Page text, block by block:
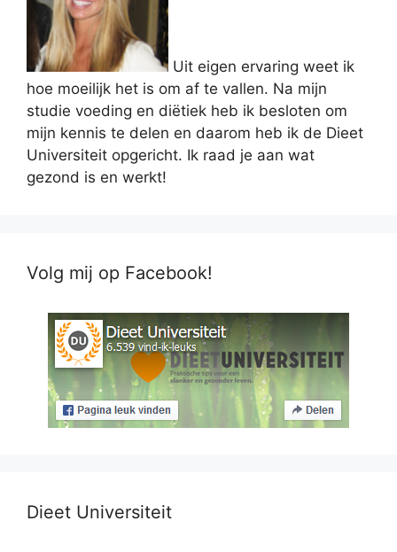
Uit eigen ervaring weet ik
hoe moeilijk het is om af te vallen. Na mijn
studie voeding en diëtiek heb ik besloten om
mijn kennis te delen en daarom heb ik de Dieet
Universiteit opgericht. Ik raad je aan wat
gezond is en werkt!
Volg mij op Facebook!
Dieet Universiteit